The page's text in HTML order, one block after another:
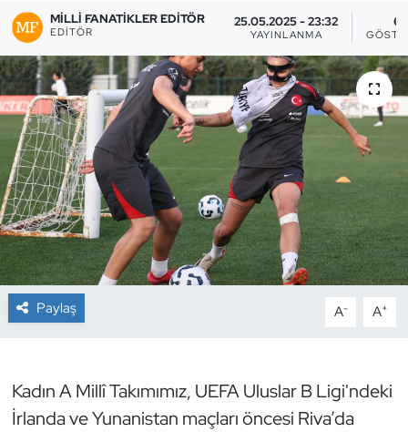
MILLI FANATIKLER EDITÖR
EDITÖR
25.05.2025 - 23:32
YAYINLANMA
6
Paylaş A- A+
Kadın A Millî Takımımız, UEFA Uluslar B Ligi'ndeki
İrlanda ve Yunanistan maçları öncesi Riva’da
Buz Hokeyi
Buz Pateni
Çim Hokeyi
Cimnastik
Curling
Dağcılık
Dans Sporları
E-Spor